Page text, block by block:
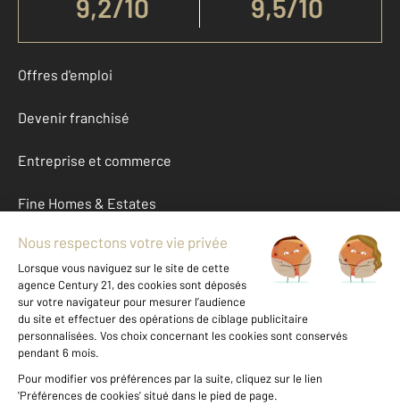
9,2/10 9,5/10
Offres d'emploi
Devenir franchisé
Entreprise et commerce
Fine Homes & Estates
À propos
International
Nous contacter